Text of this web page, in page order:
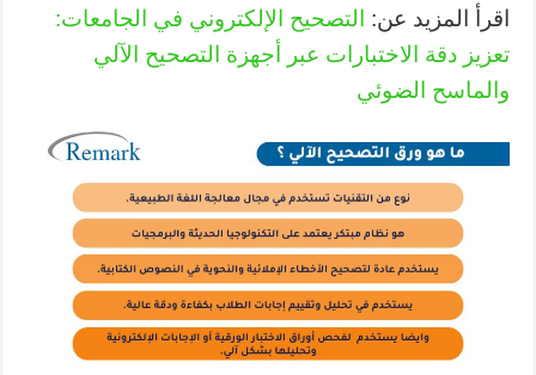
اقرأ المزيد عن:
التصحيح الإلكتروني في الجامعات:
تعزيز دقة الاختبارات عبر أجهزة التصحيح الآلي
والماسح الضوئي